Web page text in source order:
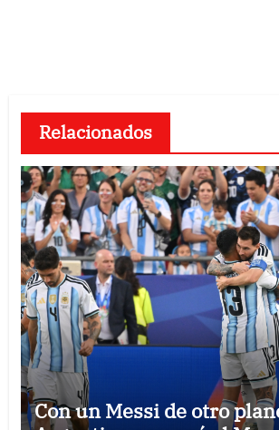
Relacionados
Con un Messi de otro